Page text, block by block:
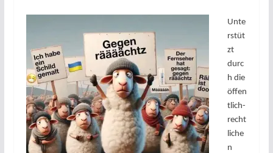
Unte
rstüt
zt
durc
h die
öffen
tlich-
recht
liche
n